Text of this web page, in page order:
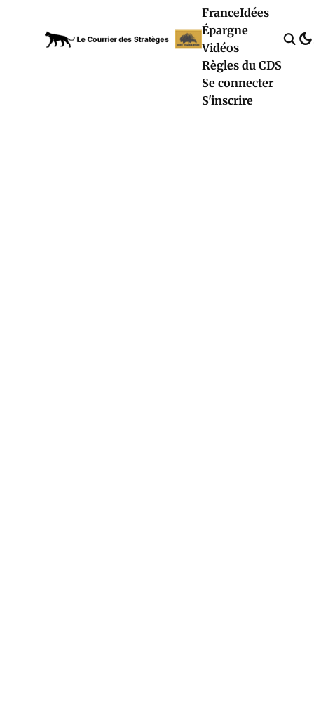
FranceIdées
Épargne
Vidéos
Règles du CDS
Se connecter
S'inscrire